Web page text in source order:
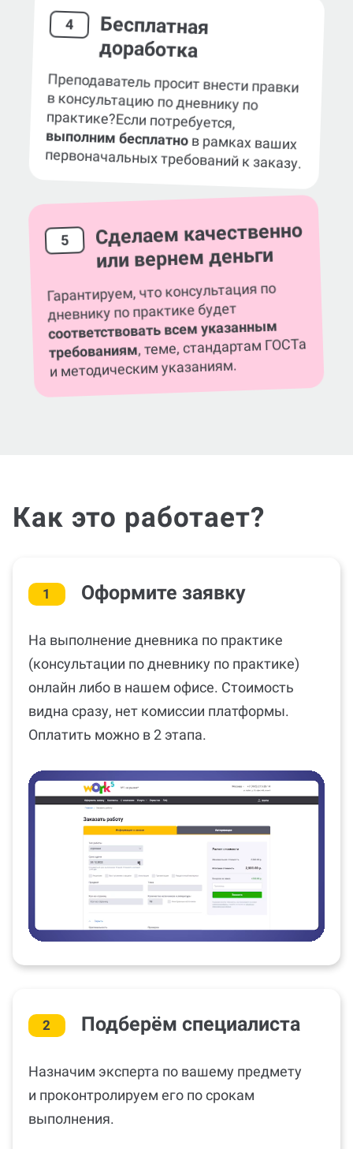
4 Бесплатная
доработка
Преподаватель просит внести правки
в консультацию по дневнику по
практике?Если потребуется,
выполним бесплатнов рамках ваших
первоначальных требований к заказу.
5 Сделаем качественно
или вернем деньги
Гарантируем, что консультация по
дневнику по практике будет
соответствовать всем указанным
требованиям, теме, стандартам ГОСТа
и методическим указаниям.
Как это работает?
1 Оформите заявку
На выполнение дневника по практике
(консультации по дневнику по практике)
онлайн либо в нашем офисе. Стоимость
видна сразу, нет комиссии платформы.
Оплатить можно в 2 этапа.
2 Подберём специалиста
Назначим эксперта по вашему предмету
и проконтролируем его по срокам
выполнения.